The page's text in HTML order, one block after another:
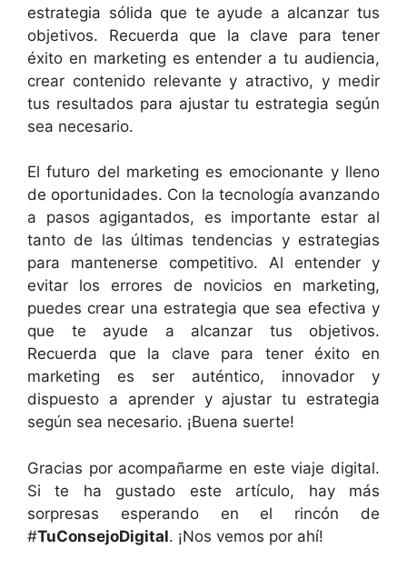
estrategia sólida que te ayude a alcanzar tus
objetivos. Recuerda que la clave para tener
éxito en marketing es entender a tu audiencia,
crear contenido relevante y atractivo, y medir
tus resultados para ajustar tu estrategia según
sea necesario.
El futuro del marketing es emocionante y lleno
de oportunidades. Con la tecnología avanzando
a pasos agigantados, es importante estar al
tanto de las últimas tendencias y estrategias
para mantenerse competitivo. Al entender y
evitar los errores de novicios en marketing,
puedes crear una estrategia que sea efectiva y
que te ayude a alcanzar tus objetivos.
Recuerda que la clave para tener éxito en
marketing es ser auténtico, innovador y
dispuesto a aprender y ajustar tu estrategia
según sea necesario. ¡Buena suerte!
Gracias por acompañarme en este viaje digital.
Si te ha gustado este artículo, hay más
sorpresas esperando en el rincón de
#TuConsejoDigital. ¡Nos vemos por ahí!